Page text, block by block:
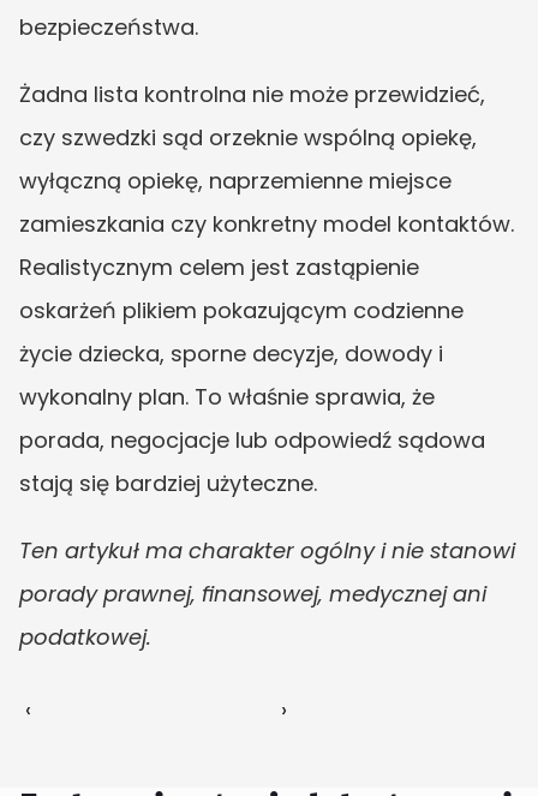
bezpieczeństwa.
Żadna lista kontrolna nie może przewidzieć,
czy szwedzki sąd orzeknie wspólną opiekę,
wyłączną opiekę, naprzemienne miejsce
zamieszkania czy konkretny model kontaktów.
Realistycznym celem jest zastąpienie
oskarżeń plikiem pokazującym codzienne
życie dziecka, sporne decyzje, dowody i
wykonalny plan. To właśnie sprawia, że
porada, negocjacje lub odpowiedź sądowa
stają się bardziej użyteczne.
Ten artykuł ma charakter ogólny i nie stanowi
porady prawnej, finansowej, medycznej ani
podatkowej.
‹ ›